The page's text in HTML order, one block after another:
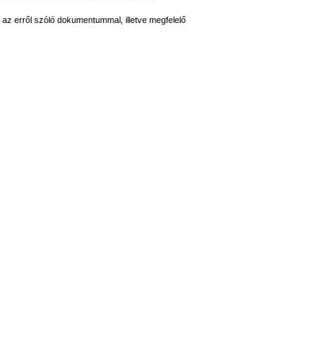
erről szóló dokumentummal, illetve megfelelő